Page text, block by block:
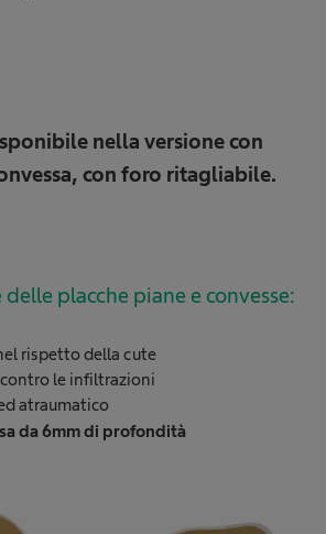
nella versione con
con foro ritagliabile.
placche piane e convesse:
rispetto della cute
contro le infiltrazioni
atraumatico
da 6mm di profondità